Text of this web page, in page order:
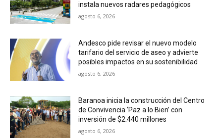
instala nuevos radares pedagógicos
agosto 6, 2026
Andesco pide revisar el nuevo modelo
tarifario del servicio de aseo y advierte
posibles impactos en su sostenibilidad
agosto 6, 2026
Baranoa inicia la construcción del Centro
de Convivencia ‘Paz a lo Bien’ con
inversión de $2.440 millones
agosto 6, 2026